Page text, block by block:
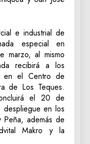
e industrial de
especial en
marzo, al mismo
recibirá a los
en el Centro de
de Los Teques.
el 20 de
despliegue en los
Peña, además de
Makro y la